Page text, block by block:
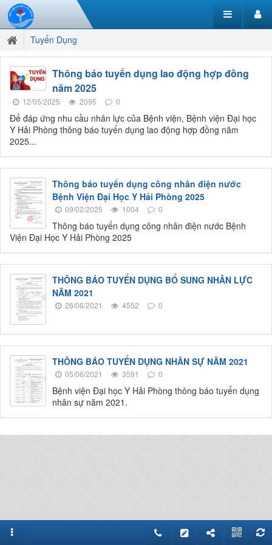
Tuyển Dụng
Thông báo tuyển dụng lao động hợp đồng
năm 2025
12/05/2025 2095 0
Để đáp ứng nhu cầu nhân lực của Bệnh viện, Bệnh viện Đại học
Y Hải Phòng thông báo tuyển dụng lao động hợp đồng năm
2025...
Thông báo tuyển dụng công nhân điện nước
Bệnh Viện Đại Học Y Hải Phòng 2025
09/02/2025 1004 0
Thông báo tuyển dụng công nhân điện nước Bệnh
Viện Đại Học Y Hải Phòng 2025
THÔNG BÁO TUYỂN DỤNG BỔ SUNG NHÂN LỰC
NĂM 2021
26/06/2021 4552 0
THÔNG BÁO TUYỂN DỤNG NHÂN SỰ NĂM 2021
05/06/2021 3591 0
Bệnh viện Đại học Y Hải Phòng thông báo tuyển dụng
nhân sự năm 2021.